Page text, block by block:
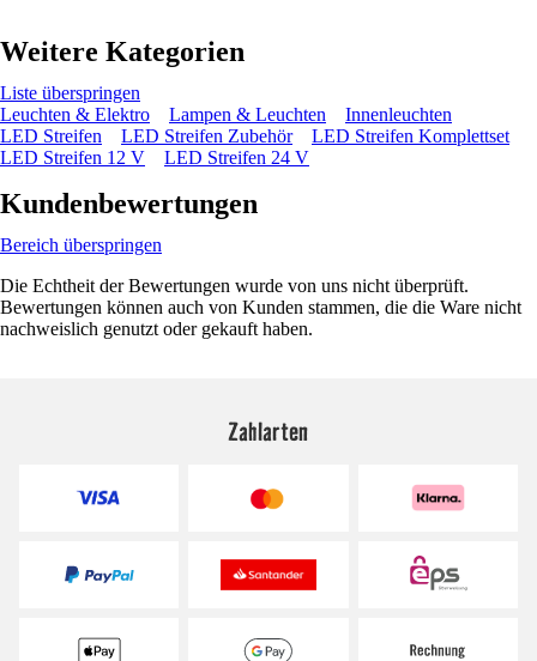
Weitere Kategorien
Liste überspringen
Leuchten & Elektro
Lampen & Leuchten
Innenleuchten
LED Streifen
LED Streifen Zubehör
LED Streifen Komplettset
LED Streifen 12 V
LED Streifen 24 V
Kundenbewertungen
Bereich überspringen
Die Echtheit der Bewertungen wurde von uns nicht überprüft.
Bewertungen können auch von Kunden stammen, die die Ware nicht
nachweislich genutzt oder gekauft haben.
Zahlarten